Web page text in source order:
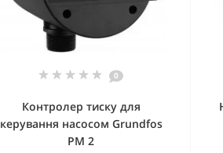
0
Контролер тиску для
керування насосом Grundfos
PM 2